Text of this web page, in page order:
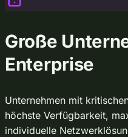
Große
Enterprise
Unternehmen mit
höchste Verfügbarkeit,
individuelle